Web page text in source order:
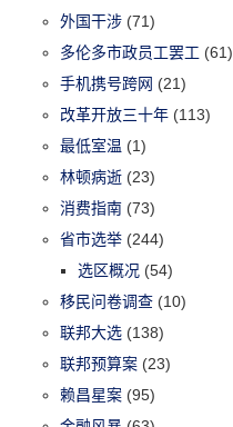
外国干涉 (71)
多伦多市政员工罢工 (61)
手机携号跨网 (21)
改革开放三十年 (113)
最低室温 (1)
林顿病逝 (23)
消费指南 (73)
省市选举 (244)
选区概况 (54)
移民问卷调查 (10)
联邦大选 (138)
联邦预算案 (23)
赖昌星案 (95)